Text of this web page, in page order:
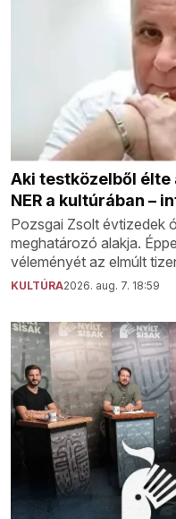
Aki testközelből
NER a kultúrában –
Pozsgai Zsolt évtizedek
meghatározó alakja.
véleményét az elmúlt
KULTÚRA2026. aug. 7. 18:59